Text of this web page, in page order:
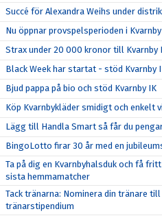
Succé för Alexandra Weihs under
Nu öppnar provspelsperioden i
Strax under 20 000 kronor till Kvarnby
Black Week har startat - stöd Kvarnby
Bjud pappa på bio och stöd Kvarnby IK
Köp Kvarnbykläder smidigt och enkelt
Lägg till Handla Smart så får du
BingoLotto firar 30 år med en
Ta på dig en Kvarnbyhalsduk och få
sista hemmamatcher
Tack tränarna: Nominera din tränare
tränarstipendium